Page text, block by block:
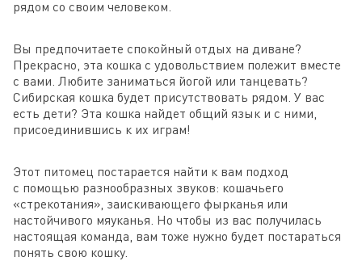
рядом со своим человеком.
Вы предпочитаете спокойный отдых на диване?
Прекрасно, эта кошка с удовольствием полежит вместе
с вами. Любите заниматься йогой или танцевать?
Сибирская кошка будет присутствовать рядом. У вас
есть дети? Эта кошка найдет общий язык и с ними,
присоединившись к их играм!
Этот питомец постарается найти к вам подход
с помощью разнообразных звуков: кошачьего
«стрекотания», заискивающего фырканья или
настойчивого мяуканья. Но чтобы из вас получилась
настоящая команда, вам тоже нужно будет постараться
понять свою кошку.